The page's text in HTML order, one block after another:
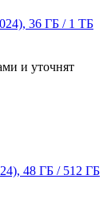
36 ГБ / 1 ТБ
и уточнят
48 ГБ / 512 ГБ